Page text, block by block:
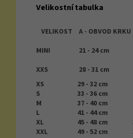
Velikostní tabulka
VELIKOST A - OBVOD KRKU
MINI
21 - 24 cm
XXS
28 - 31 cm
XS
29 - 32 cm
S 33 - 36 cm
M
37 - 40 cm
L
41 - 44 cm
XL
45 - 48 cm
XXL
49 - 52 cm